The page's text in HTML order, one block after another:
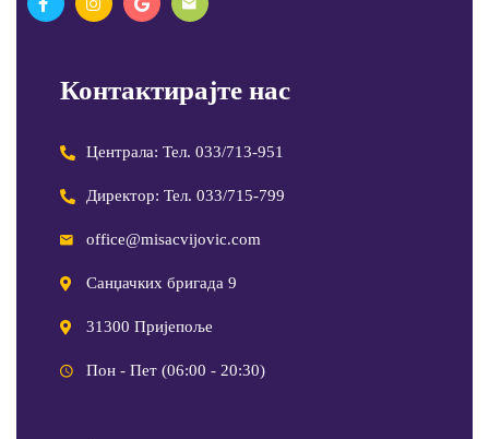
Контактирајте нас
Централа: Тел. 033/713-951
Директор: Тел. 033/715-799
office@misacvijovic.com
Санџачких бригада 9
31300 Пријепоље
Пон - Пет (06:00 - 20:30)